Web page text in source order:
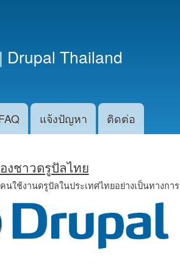
หลัก
Thailand
แจ้งปัญหา ติดต่อ
งชาวดรูปัลไทย
ใช้งานดรูปัลในประเทศไทยอย่างเป็นทางการ